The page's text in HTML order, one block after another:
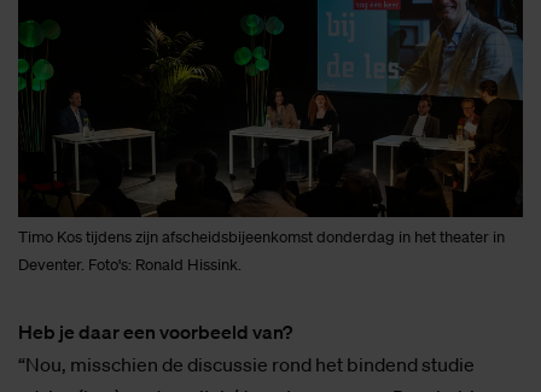
Timo Kos tijdens zijn afscheidsbijeenkomst donderdag in het theater in
Deventer. Foto's: Ronald Hissink.
Heb je daar een voorbeeld van?
“Nou, misschien de discussie rond het bindend studie